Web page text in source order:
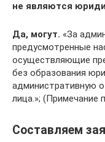
не являются
Да, могут. «За
предусмотренные
осуществляющие
без образования
административную
лица.»; (Примечание
Составляем